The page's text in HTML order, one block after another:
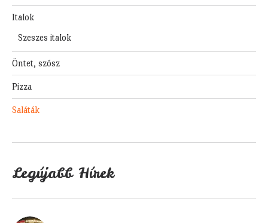
Italok
Szeszes italok
Öntet, szósz
Pizza
Saláták
Legújabb Hírek